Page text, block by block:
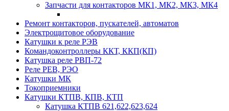
Запчасти для контакторов МК1, МК2, МК3, МК4
Ремонт контакторов, пускателей, автоматов
Электрощитовое оборудование
Катушки к реле РЭВ
Командоконтроллеры ККТ, ККП(КП)
Катушка реле РВП-72
Реле РЕВ, РЭО
Катушки МК
Токоприемники
Катушки КТПВ, КПВ, КТП
Катушка КТПВ 621,622,623,624